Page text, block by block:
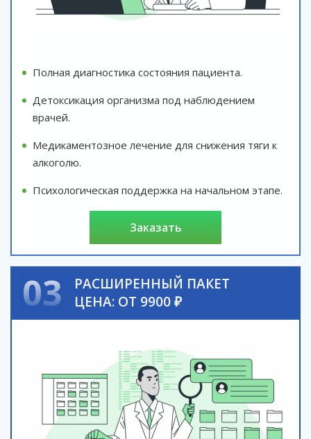
Полная диагностика состояния пациента.
Детоксикация организма под наблюдением
врачей.
Медикаментозное лечение для снижения тяги к
алкоголю.
Психологическая поддержка на начальном этапе.
заказать
03
РАСШИРЕННЫЙ ПАКЕТ
ЦЕНА: ОТ 9900 ₽